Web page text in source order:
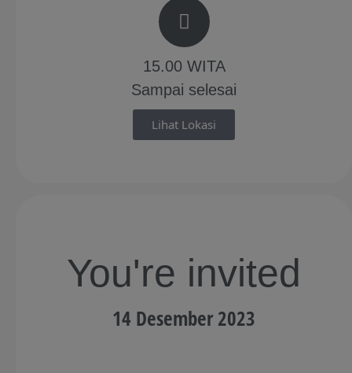
15.00 WITA
Sampai selesai
Lihat Lokasi
You're invited
14 Desember 2023